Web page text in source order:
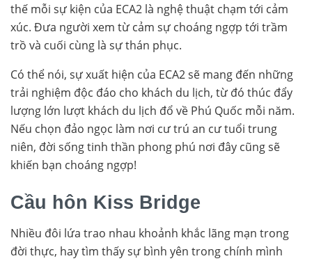
thế mỗi sự kiện của ECA2 là nghệ thuật chạm tới cảm
xúc. Đưa người xem từ cảm sự choáng ngợp tới trầm
trồ và cuối cùng là sự thán phục.
Có thể nói, sự xuất hiện của ECA2 sẽ mang đến những
trải nghiệm độc đáo cho khách du lịch, từ đó thúc đẩy
lượng lớn lượt khách du lịch đổ về Phú Quốc mỗi năm.
Nếu chọn đảo ngọc làm nơi cư trú an cư tuổi trung
niên, đời sống tinh thần phong phú nơi đây cũng sẽ
khiến bạn choáng ngợp!
Cầu hôn Kiss Bridge
Nhiều đôi lứa trao nhau khoảnh khắc lãng mạn trong
đời thực, hay tìm thấy sự bình yên trong chính mình